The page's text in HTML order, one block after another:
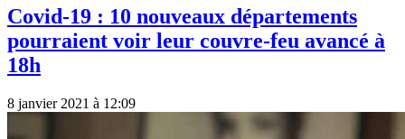
Covid-19 : 10 nouveaux départements
pourraient voir leur couvre-feu avancé à
18h
8 janvier 2021 à 12:09